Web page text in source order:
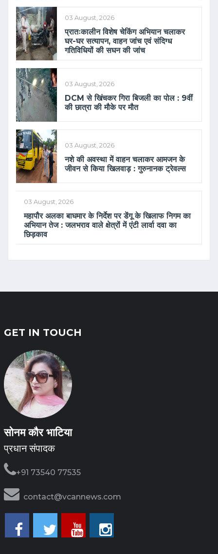
03 August, 2026
प्रातःकालीन विशेष चेकिंग अभियान चलाकर
घर-घर सत्यापन, वाहन जांच एवं संदिग्ध
गतिविधियों की सघन की जांच
03 August, 2026
DCM से खिंचकर गिरा बिजली का पोल : 9वीं
की छात्रा की मौके पर मौत
03 August, 2026
नशे की अवस्था में वाहन चलाकर आमजन के
जीवन से किया खिलवाड़ : गुरुनानक ट्रेवल्स
03 August, 2026
महापौर अलका बाघमार के निर्देश पर डेंगू के खिलाफ निगम का
अभियान तेज : जलभराव वाले क्षेत्रों में एंटी लार्वा दवा का
छिड़काव
GET IN TOUCH
सोनम कौर भाटिया
प्रधान संपादक
+91 73540 77535
contact@vcannews.com